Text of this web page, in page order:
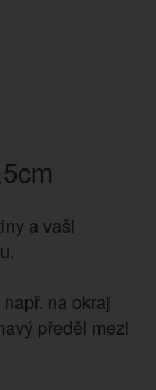
a vaši
na okraj
předěl mezi